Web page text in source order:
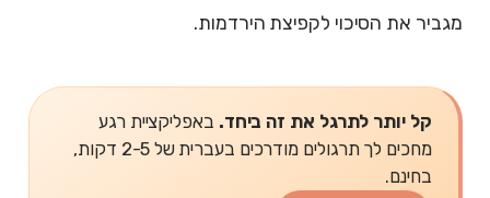
מגביר את הסיכוי לקפיצת הירדמות.
קל יותר לתרגל את זה ביחד. באפליקציית רגע
מחכים לך תרגולים מודרכים בעברית של 2-5 דקות,
בחינם.